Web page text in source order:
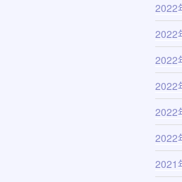
2022
2022
2022
2022
2022
2022
2021